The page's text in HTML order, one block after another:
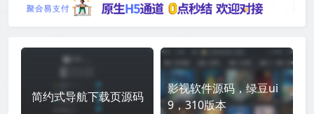
简约式导航下载页源码
影视软件源码，绿豆ui
9，310版本